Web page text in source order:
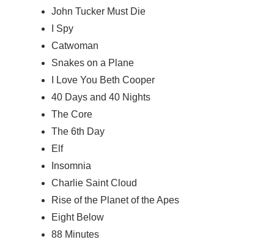
John Tucker Must Die
I Spy
Catwoman
Snakes on a Plane
I Love You Beth Cooper
40 Days and 40 Nights
The Core
The 6th Day
Elf
Insomnia
Charlie Saint Cloud
Rise of the Planet of the Apes
Eight Below
88 Minutes